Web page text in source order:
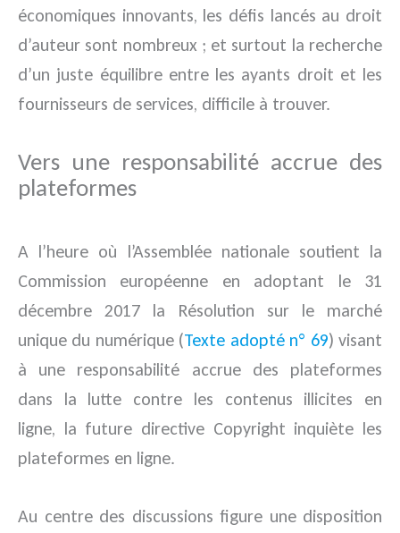
économiques innovants, les défis lancés au droit
d’auteur sont nombreux ; et surtout la recherche
d’un juste équilibre entre les ayants droit et les
fournisseurs de services, difficile à trouver.
Vers une responsabilité accrue des
plateformes
A l’heure où l’Assemblée nationale soutient la
Commission européenne en adoptant le 31
décembre 2017 la Résolution sur le marché
unique du numérique (Texte adopté n° 69) visant
à une responsabilité accrue des plateformes
dans la lutte contre les contenus illicites en
ligne, la future directive Copyright inquiète les
plateformes en ligne.
Au centre des discussions figure une disposition